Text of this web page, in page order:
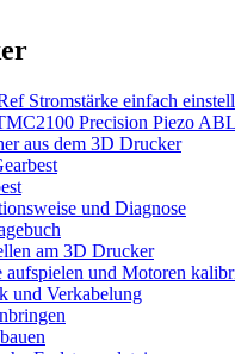
Stromstärke einfach
Precision Piezo
aus dem 3D Drucker
und Diagnose
am 3D Drucker
und Motoren
und Verkabelung